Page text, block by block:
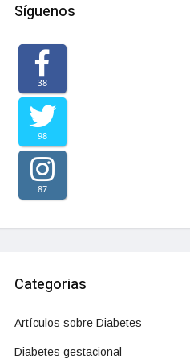
Síguenos
38
98
87
Categorias
Artículos sobre Diabetes
Diabetes gestacional